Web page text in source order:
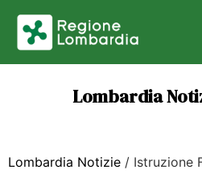
Lombardia
Lombardia Notizie / Istruzione